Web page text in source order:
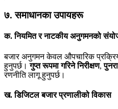
७. समाधानका उपायहरू
क. नियमित र नाटकीय अनुगमनको
बजार अनुगमन केवल औपचारिक
हुनुपर्छ।गुप्त रूपमा गरिने निरीक्षण,
रणनीति लागू हुनुपर्छ।
ख. डिजिटल बजार प्रणालीको विकास